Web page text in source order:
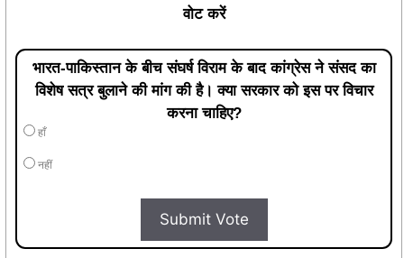
वोट करें
भारत-पाकिस्तान के बीच संघर्ष विराम के बाद कांग्रेस ने संसद का
विशेष सत्र बुलाने की मांग की है। क्या सरकार को इस पर विचार
करना चाहिए?
हाँ
नहीं
Submit Vote